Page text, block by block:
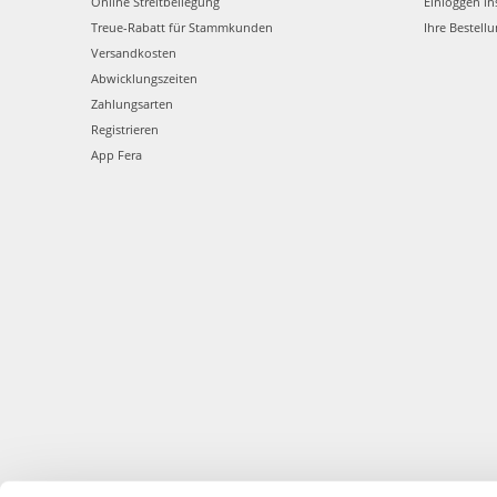
Treue-Rabatt für Stammkunden
Versandkosten
Abwicklungszeiten
Zahlungsarten
Registrieren
App Fera
Ihre